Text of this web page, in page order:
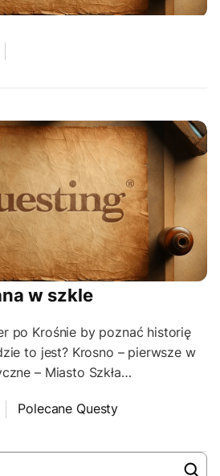
w szkle
po Krośnie by poznać historię
to jest? Krosno – pierwsze w
– Miasto Szkła…
Polecane Questy